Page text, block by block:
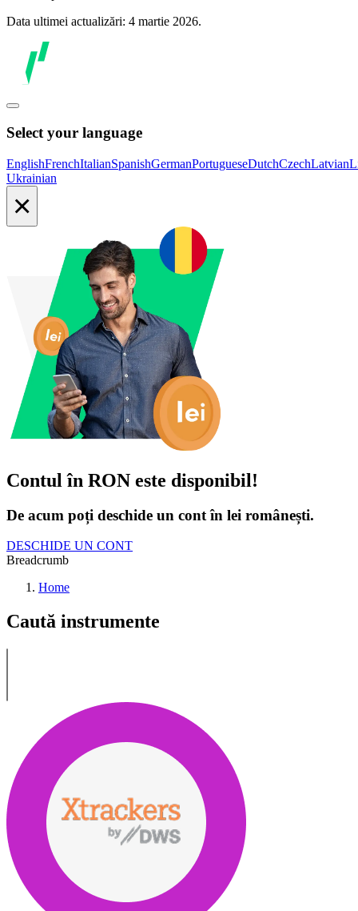
Data ultimei actualizări: 4 martie 2026.
Select your language
EnglishFrenchItalianSpanishGermanPortugueseDutchCzechLatvian
Ukrainian
×
Contul în RON este disponibil!
De acum poți deschide un cont în lei românești.
DESCHIDE UN CONT
Breadcrumb
Home
Caută instrumente